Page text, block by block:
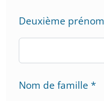
Deuxième prénom
Nom de famille *